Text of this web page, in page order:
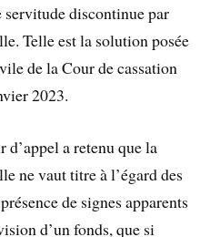
discontinue par
Telle est la solution posée
de la Cour de cassation
2023.
d’appel a retenu que la
ne vaut titre à l’égard des
de signes apparents
d’un fonds, que si